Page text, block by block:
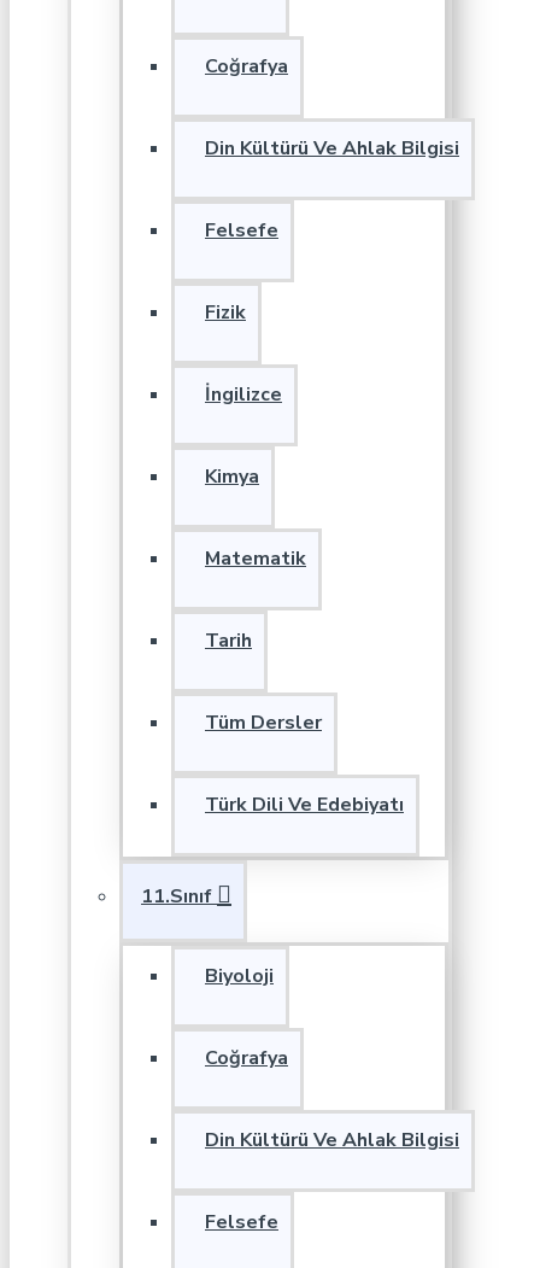
Coğrafya
Din Kültürü Ve Ahlak Bilgisi
Felsefe
Fizik
İngilizce
Kimya
Matematik
Tarih
Tüm Dersler
Türk Dili Ve Edebiyatı
11.Sınıf
Biyoloji
Coğrafya
Din Kültürü Ve Ahlak Bilgisi
Felsefe